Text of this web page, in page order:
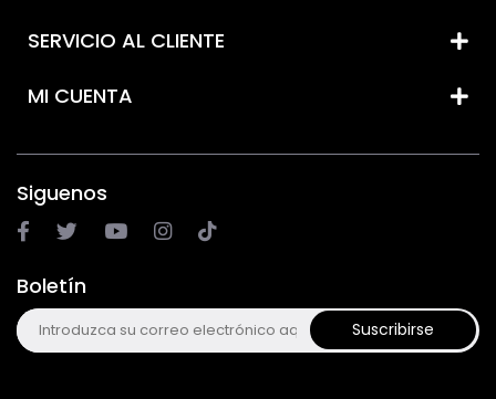
SERVICIO AL CLIENTE
MI CUENTA
Siguenos
Boletín
Suscribirse